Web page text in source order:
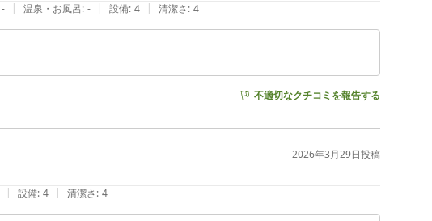
- | 温泉・お風呂: - | 設備: 4 | 清潔さ: 4
不適切なクチコミを報告する
2026年3月29日投稿
| 設備: 4 | 清潔さ: 4